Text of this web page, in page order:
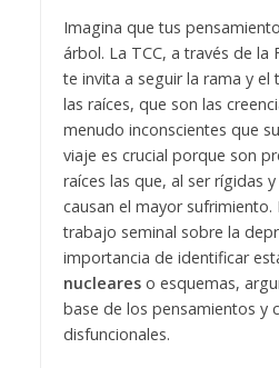
Imagina que tus
árbol. La TCC, a través de la
te invita a seguir la rama y el
las raíces, que son las
menudo inconscientes que
viaje es crucial porque son
raíces las que, al ser rígidas
causan el mayor sufrimiento.
trabajo seminal sobre la
importancia de identificar
nucleareso esquemas,
base de los pensamientos y
disfuncionales.